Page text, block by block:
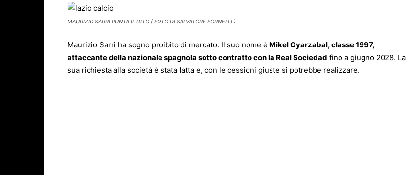
MAURIZIO SARRI PUNTA IL DITO ( FOTO DI SALVATORE FORNELLI )
Maurizio Sarri ha sogno proibito di mercato. Il suo nome è Mikel Oyarzabal, classe 1997,
attaccante della nazionale spagnola sotto contratto con la Real Sociedad fino a giugno 2028. La
sua richiesta alla società è stata fatta e, con le cessioni giuste si potrebbe realizzare.